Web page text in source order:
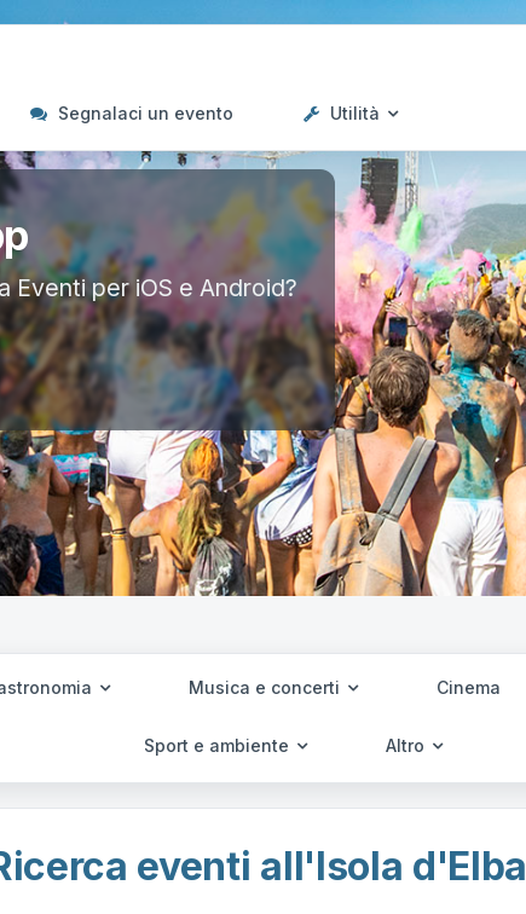
Segnalaci un evento Utilità
Eventi per iOS e Android?
Musica e concerti Cinema
Sport e ambiente Altro
eventi all'Isola d'Elba